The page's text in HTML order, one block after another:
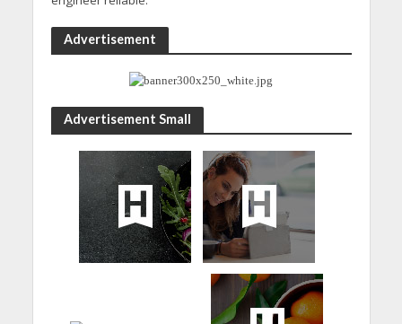
Advertisement
Advertisement Small